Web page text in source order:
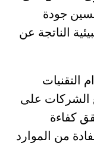
جودة
الناتجة عن
التقنيات
الشركات على
كفاءة
من الموارد